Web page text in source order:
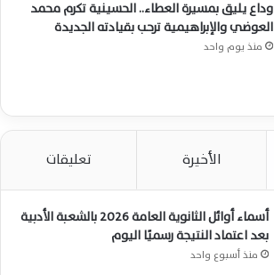
وداع يليق بمسيرة العطاء.. الحسينية تكرم محمد
العوضي والإبراهيمية ترحب بقيادته الجديدة
منذ يوم واحد
الأخيرة تعليقات
أسماء أوائل الثانوية العامة 2026 بالشعبة الأدبية
بعد اعتماد النتيجة رسميًا اليوم
منذ أسبوع واحد